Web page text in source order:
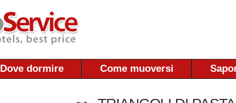
Dove dormire Come muoversi